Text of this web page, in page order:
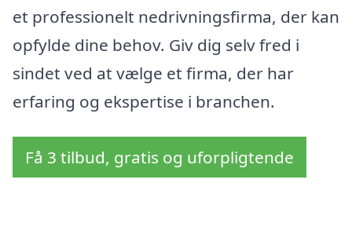
et professionelt nedrivningsfirma, der kan
opfylde dine behov. Giv dig selv fred i
sindet ved at vælge et firma, der har
erfaring og ekspertise i branchen.
Få 3 tilbud, gratis og uforpligtende